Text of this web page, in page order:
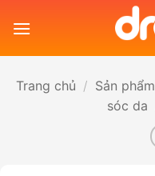
qua
Trang chủ / Sản phẩm
sóc da